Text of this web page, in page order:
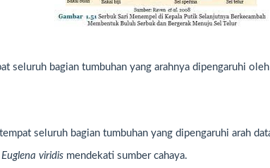
seluruh bagian tumbuhan yang arahnya dipengaruhi
seluruh bagian tumbuhan yang dipengaruhi arah
Euglena viridis mendekati sumber cahaya.